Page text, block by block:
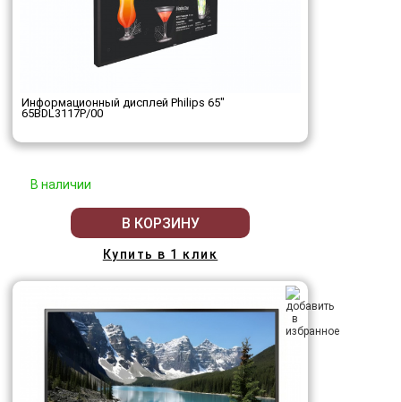
Информационный дисплей Philips 65"
65BDL3117P/00
В наличии
В КОРЗИНУ
Купить в 1 клик